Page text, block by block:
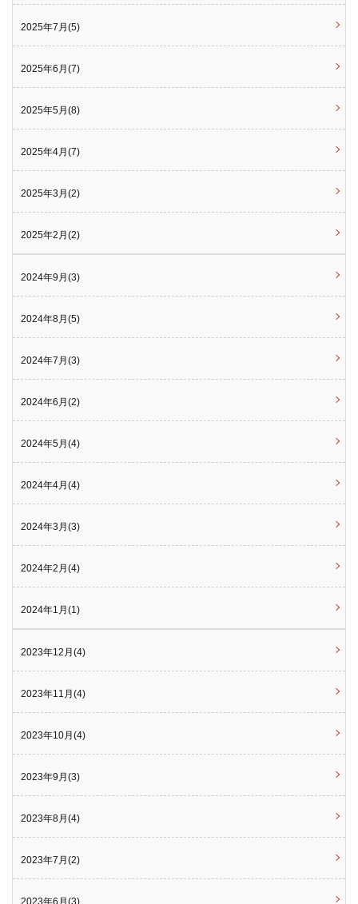
2025年7月(5)
2025年6月(7)
2025年5月(8)
2025年4月(7)
2025年3月(2)
2025年2月(2)
2024年9月(3)
2024年8月(5)
2024年7月(3)
2024年6月(2)
2024年5月(4)
2024年4月(4)
2024年3月(3)
2024年2月(4)
2024年1月(1)
2023年12月(4)
2023年11月(4)
2023年10月(4)
2023年9月(3)
2023年8月(4)
2023年7月(2)
2023年6月(3)